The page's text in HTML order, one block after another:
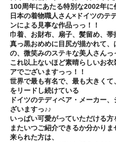
100周年にあたる特別な2002年に
日本の着物職人さん×ドイツのテ
ンによる見事な作品っっ！！
巾着、お財布、扇子、髪留め、帯
真っ黒おめめに目尻が描かれて
の、微笑みのステキな美人さんっ
これ以上ないほど素晴らしいお
アでございますっっ！！
世界で最も有名で、最も大きく
をリードし続けている
ドイツのテディベア・メーカー
ざいますっ♪♪
いっぱい可愛がっていただける方
またいつご紹介できるか分かり
来られた方は、